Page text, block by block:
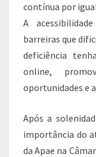
contínua por
A
barreiras que
deficiência
online,
oportunidades e
Após a
importância do
da Apae na